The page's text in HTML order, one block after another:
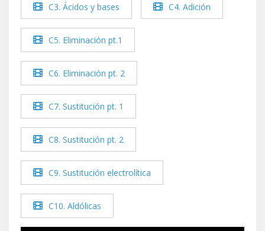
C3. Ácidos y bases C4. Adición
C5. Eliminación pt.1
C6. Eliminación pt. 2
C7. Sustitución pt. 1
C8. Sustitución pt. 2
C9. Sustitución electrolítica
C10. Aldólicas